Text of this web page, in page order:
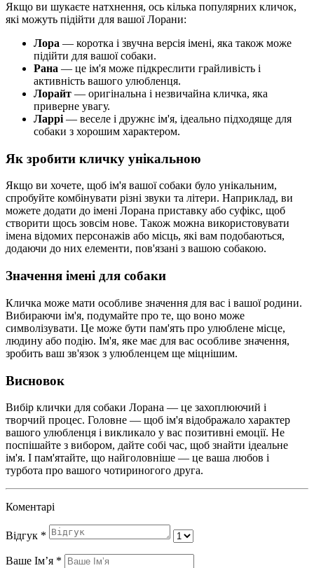
Якщо ви шукаєте натхнення, ось кілька популярних кличок,
які можуть підійти для вашої Лорани:
Лора — коротка і звучна версія імені, яка також може
підійти для вашої собаки.
Рана — це ім'я може підкреслити грайливість і
активність вашого улюбленця.
Лорайт — оригінальна і незвичайна кличка, яка
приверне увагу.
Ларрі — веселе і дружнє ім'я, ідеально підходяще для
собаки з хорошим характером.
Як зробити кличку унікальною
Якщо ви хочете, щоб ім'я вашої собаки було унікальним,
спробуйте комбінувати різні звуки та літери. Наприклад, ви
можете додати до імені Лорана приставку або суфікс, щоб
створити щось зовсім нове. Також можна використовувати
імена відомих персонажів або місць, які вам подобаються,
додаючи до них елементи, пов'язані з вашою собакою.
Значення імені для собаки
Кличка може мати особливе значення для вас і вашої родини.
Вибираючи ім'я, подумайте про те, що воно може
символізувати. Це може бути пам'ять про улюблене місце,
людину або подію. Ім'я, яке має для вас особливе значення,
зробить ваш зв'язок з улюбленцем ще міцнішим.
Висновок
Вибір клички для собаки Лорана — це захоплюючий і
творчий процес. Головне — щоб ім'я відображало характер
вашого улюбленця і викликало у вас позитивні емоції. Не
поспішайте з вибором, дайте собі час, щоб знайти ідеальне
ім'я. І пам'ятайте, що найголовніше — це ваша любов і
турбота про вашого чотириногого друга.
Коментарі
Відгук *
Ваше Імʼя *